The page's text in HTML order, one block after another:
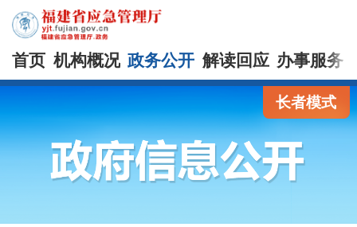
首页 机构概况 政务公开 解读回应 办事服务
长者模式